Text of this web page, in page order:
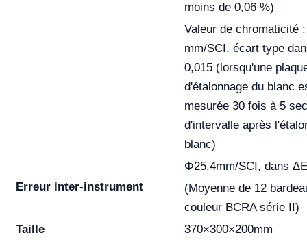
moins de 0,06 %)
Valeur de chromaticité
mm/SCI, écart type
0,015 (lorsqu'une
d'étalonnage du blanc
mesurée 30 fois à 5
d'intervalle après
blanc)
Erreur inter-instrument
Φ25.4mm/SCI, dans
(Moyenne de 12
couleur BCRA série II)
Taille
370×300×200mm